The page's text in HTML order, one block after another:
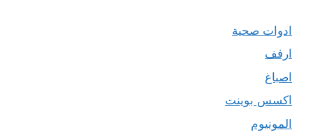
ادوات صحية
ارفف
اصباغ
اكسس بوينت
المونيوم